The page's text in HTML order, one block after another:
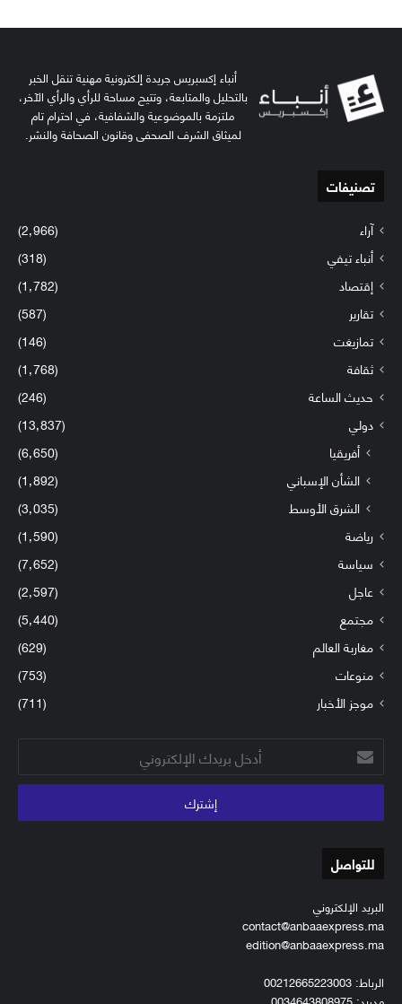
أنباء إكسبريس جريدة إلكترونية مهنية تنقل الخبر
بالتحليل والمتابعة، وتتيح مساحة للرأي والرأي الآخر،
ملتزمة بالموضوعية والشفافية، في احترام تام
لميثاق الشرف الصحفي وقانون الصحافة والنشر.
تصنيفات
آراء
(2٬966)
أنباء تيفي
(318)
إقتصاد
(1٬782)
تقارير
(587)
تمازيغت
(146)
ثقافة
(1٬768)
حديث الساعة
(246)
دولي
(13٬837)
أفريقيا
(6٬650)
الشأن الإسباني
(1٬892)
الشرق الأوسط
(3٬035)
رياضة
(1٬590)
سياسة
(7٬652)
عاجل
(2٬597)
مجتمع
(5٬440)
مغاربة العالم
(629)
منوعات
(753)
موجز الأخبار
(711)
أدخل
بريدك
الإلكتروني
للتواصل
البريد الإلكتروني
contact@anbaaexpress.ma
edition@anbaaexpress.ma
الرباط: 00212665223003